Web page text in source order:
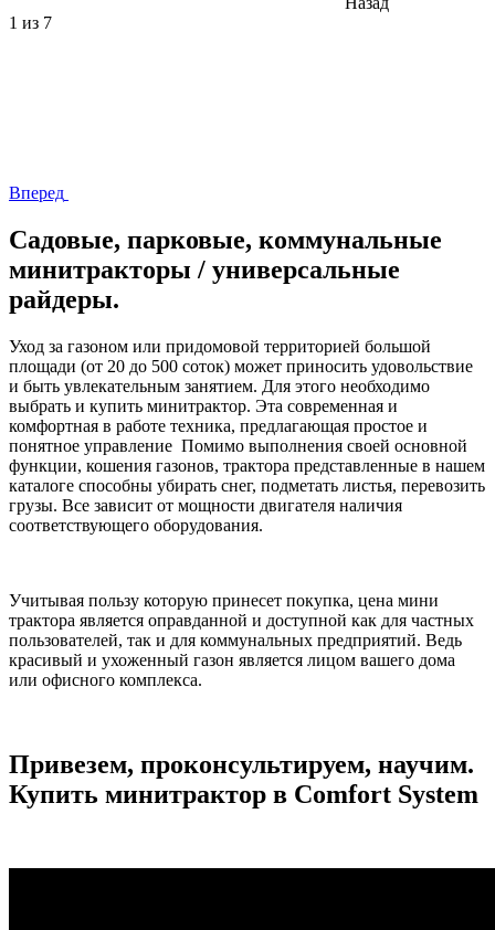
1 из 7
Вперед
Садовые, парковые, коммунальные
минитракторы / универсальные
райдеры.
Уход за газоном или придомовой территорией большой
площади (от 20 до 500 соток) может приносить удовольствие
и быть увлекательным занятием. Для этого необходимо
выбрать и купить минитрактор. Эта современная и
комфортная в работе техника, предлагающая простое и
понятное управление Помимо выполнения своей основной
функции, кошения газонов, трактора представленные в нашем
каталоге способны убирать снег, подметать листья, перевозить
грузы. Все зависит от мощности двигателя наличия
соответствующего оборудования.
Учитывая пользу которую принесет покупка, цена мини
трактора является оправданной и доступной как для частных
пользователей, так и для коммунальных предприятий. Ведь
красивый и ухоженный газон является лицом вашего дома
или офисного комплекса.
Привезем, проконсультируем, научим.
Купить минитрактор в Comfort System